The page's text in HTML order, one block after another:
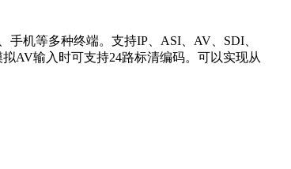
机等多种终端。支持IP、ASI、AV、SDI、
AV输入时可支持24路标清编码。可以实现从